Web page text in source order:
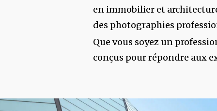
en immobilier et
des photographies
Que vous soyez un
conçus pour répondre aux